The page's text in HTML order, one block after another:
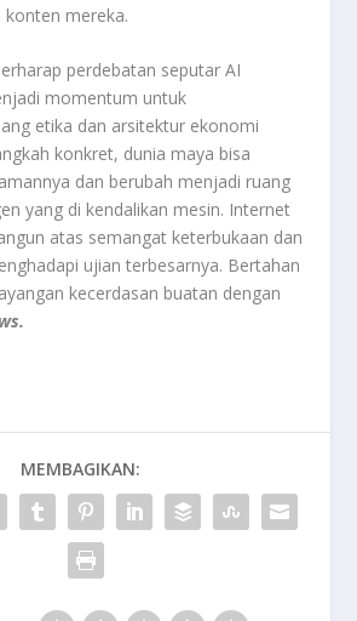
konten mereka.
perdebatan seputar AI
momentum untuk
etika dan arsitektur ekonomi
konkret, dunia maya bisa
dan berubah menjadi ruang
yang di kendalikan mesin. Internet
atas semangat keterbukaan dan
ujian terbesarnya. Bertahan
kecerdasan buatan dengan
MEMBAGIKAN: